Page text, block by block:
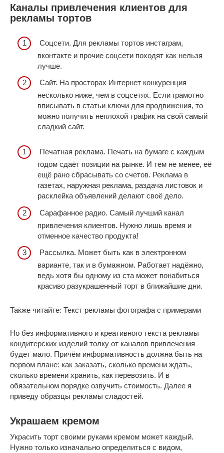
Каналы привлечения клиентов для
рекламы тортов
Соцсети. Для рекламы тортов инстаграм,
вконтакте и прочие соцсети походят как нельзя
лучше.
Сайт. На просторах Интернет конкуренция
несколько ниже, чем в соцсетях. Если грамотно
вписывать в статьи ключи для продвижения, то
можно получить неплохой трафик на свой самый
сладкий сайт.
Печатная реклама. Печать на бумаге с каждым
годом сдаёт позиции на рынке. И тем не менее, её
ещё рано сбрасывать со счетов. Реклама в
газетах, наружная реклама, раздача листовок и
расклейка объявлений делают своё дело.
Сарафанное радио. Самый лучший канал
привлечения клиентов. Нужно лишь время и
отменное качество продукта!
Рассылка. Может быть как в электронном
варианте, так и в бумажном. Работает надёжно,
ведь хотя бы одному из ста может понабиться
красиво разукрашенный торт в ближайшие дни.
Также читайте: Текст рекламы фотографа с примерами
Но без информативного и креативного текста рекламы
кондитерских изделий толку от каналов привлечения
будет мало. Причём информативность должна быть на
первом плане: как заказать, сколько времени ждать,
сколько времени хранить, как перевозить. И в
обязательном порядке озвучить стоимость. Далее я
приведу образцы рекламы сладостей.
Украшаем кремом
Украсить торт своими руками кремом может каждый.
Нужно только изначально определиться с видом,